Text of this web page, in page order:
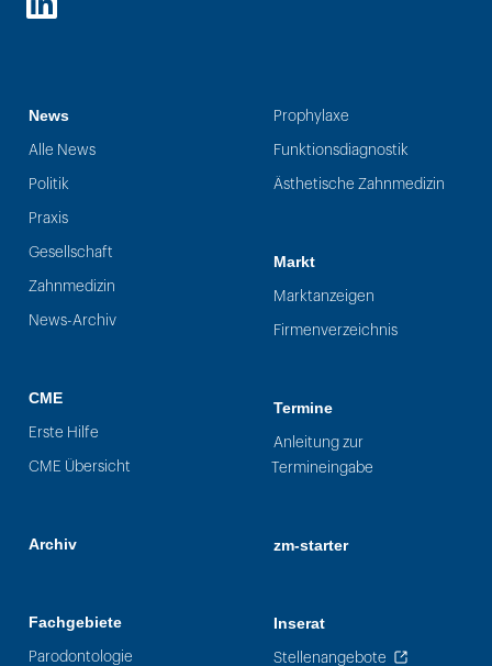
LinkedIn
News
Alle News
Politik
Praxis
Gesellschaft
Zahnmedizin
News-Archiv
CME
Erste Hilfe
CME Übersicht
Archiv
Fachgebiete
Parodontologie
Prophylaxe
Funktionsdiagnostik
Ästhetische Zahnmedizin
Markt
Marktanzeigen
Firmenverzeichnis
Termine
Anleitung zur
Termineingabe
zm-starter
Inserat
Stellenangebote